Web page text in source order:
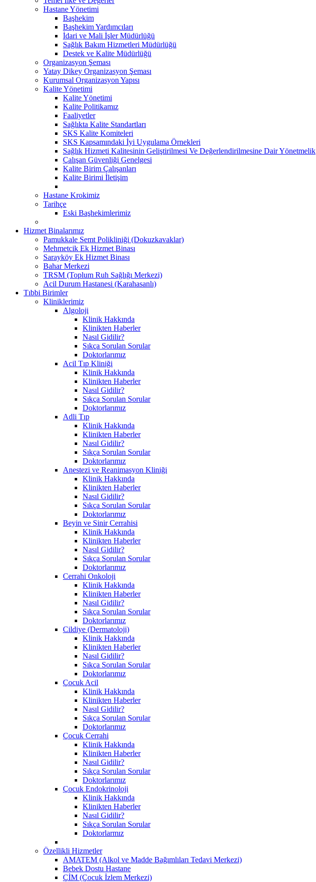
Hastane Yönetimi
Başhekim
Başhekim Yardımcıları
İdari ve Mali İşler Müdürlüğü
Sağlık Bakım Hizmetleri Müdürlüğü
Destek ve Kalite Müdürlüğü
Organizasyon Şeması
Yatay Dikey Organizasyon Şeması
Kurumsal Organizasyon Yapısı
Kalite Yönetimi
Kalite Yönetimi
Kalite Politikamız
Faaliyetler
Sağlıkta Kalite Standartları
SKS Kalite Komiteleri
SKS Kapsamındaki İyi Uygulama Örnekleri
Sağlık Hizmeti Kalitesinin Geliştirilmesi Ve Değerlendirilmesine Dair Yönetmelik
Çalışan Güvenliği Genelgesi
Kalite Birim Çalışanları
Kalite Birimi İletişim
Hastane Krokimiz
Tarihçe
Eski Başhekimlerimiz
Hizmet Binalarımız
Pamukkale Semt Polikliniği (Dokuzkavaklar)
Mehmetcik Ek Hizmet Binası
Sarayköy Ek Hizmet Binası
Bahar Merkezi
TRSM (Toplum Ruh Sağlığı Merkezi)
Acil Durum Hastanesi (Karahasanlı)
Tıbbi Birimler
Kliniklerimiz
Algoloji
Klinik Hakkında
Klinikten Haberler
Nasıl Gidilir?
Sıkça Sorulan Sorular
Doktorlarımız
Acil Tıp Kliniği
Klinik Hakkında
Klinikten Haberler
Nasıl Gidilir?
Sıkça Sorulan Sorular
Doktorlarımız
Adli Tıp
Klinik Hakkında
Klinikten Haberler
Nasıl Gidilir?
Sıkça Sorulan Sorular
Doktorlarımız
Anestezi ve Reanimasyon Kliniği
Klinik Hakkında
Klinikten Haberler
Nasıl Gidilir?
Sıkça Sorulan Sorular
Doktorlarımız
Beyin ve Sinir Cerrahisi
Klinik Hakkında
Klinikten Haberler
Nasıl Gidilir?
Sıkça Sorulan Sorular
Doktorlarımız
Cerrahi Onkoloji
Klinik Hakkında
Klinikten Haberler
Nasıl Gidilir?
Sıkça Sorulan Sorular
Doktorlarımız
Cildiye (Dermatoloji)
Klinik Hakkında
Klinikten Haberler
Nasıl Gidilir?
Sıkça Sorulan Sorular
Doktorlarımız
Çocuk Acil
Klinik Hakkında
Klinikten Haberler
Nasıl Gidilir?
Sıkça Sorulan Sorular
Doktorlarımız
Çocuk Cerrahi
Klinik Hakkında
Klinikten Haberler
Nasıl Gidilir?
Sıkça Sorulan Sorular
Doktorlarımız
Çocuk Endokrinoloji
Klinik Hakkında
Klinikten Haberler
Nasıl Gidilir?
Sıkça Sorulan Sorular
Doktorlarmız
Özellikli Hizmetler
AMATEM (Alkol ve Madde Bağımlıları Tedavi Merkezi)
Bebek Dostu Hastane
ÇİM (Çocuk İzlem Merkezi)